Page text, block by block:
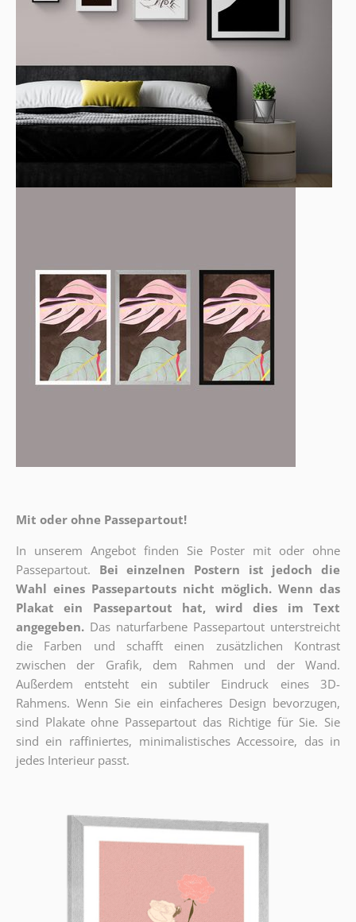
Mit oder ohne Passepartout!
In unserem Angebot finden Sie Poster mit oder ohne
Passepartout.
Bei einzelnen Postern ist jedoch die
Wahl eines Passepartouts nicht möglich. Wenn das
Plakat ein Passepartout hat, wird dies im Text
angegeben. Das naturfarbene Passepartout unterstreicht
die Farben und schafft einen zusätzlichen Kontrast
zwischen der Grafik, dem Rahmen und der Wand.
Außerdem entsteht ein subtiler Eindruck eines 3D-
Rahmens. Wenn Sie ein einfacheres Design bevorzugen,
sind Plakate ohne Passepartout das Richtige für Sie. Sie
sind ein raffiniertes, minimalistisches Accessoire, das in
jedes Interieur passt.